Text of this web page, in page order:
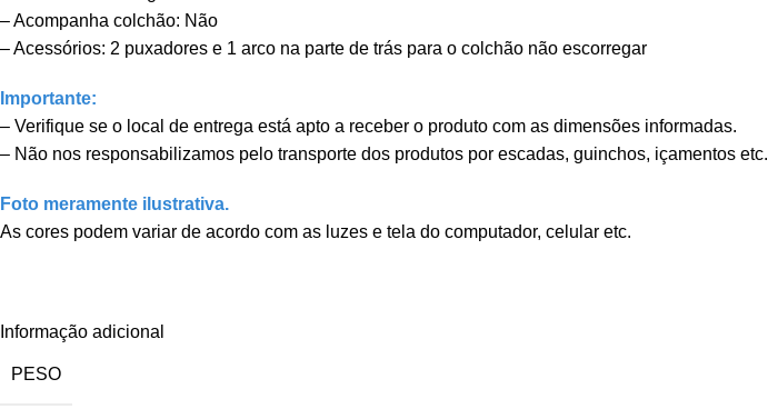
– Acompanha colchão: Não
– Acessórios: 2 puxadores e 1 arco na parte de trás para o colchão não escorregar
Importante:
– Verifique se o local de entrega está apto a receber o produto com as dimensões informadas.
– Não nos responsabilizamos pelo transporte dos produtos por escadas, guinchos, içamentos etc.
Foto meramente ilustrativa.
As cores podem variar de acordo com as luzes e tela do computador, celular etc.
Informação adicional
PESO